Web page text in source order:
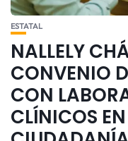
ESTATAL
NALLELY
CONVENIO
CON
CLÍNICOS